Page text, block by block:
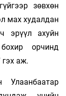
зөвхөн
мах худалдан
эрүүл ахуйн
орчинд
гэх аж.
Улаанбаатар